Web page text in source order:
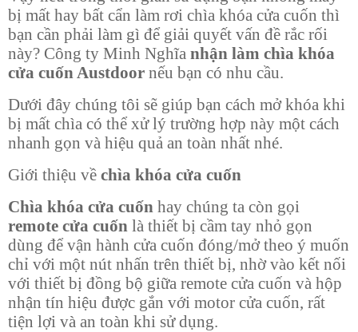
bị mất hay bất cẩn làm rơi chìa khóa cửa cuốn thì
bạn cần phải làm gì để giải quyết vấn đề rắc rối
này? Công ty Minh Nghĩa nhận làm chìa khóa
cửa cuốn Austdoor nếu bạn có nhu cầu.
Dưới đây chúng tôi sẽ giúp bạn cách mở khóa khi
bị mất chìa có thể xử lý trường hợp này một cách
nhanh gọn và hiệu quả an toàn nhất nhé.
Giới thiệu về chìa khóa cửa cuốn
Chìa khóa cửa cuốn hay chúng ta còn gọi
remote cửa cuốn là thiết bị cầm tay nhỏ gọn
dùng để vận hành cửa cuốn đóng/mở theo ý muốn
chỉ với một nút nhấn trên thiết bị, nhờ vào kết nối
với thiết bị đồng bộ giữa remote cửa cuốn và hộp
nhận tín hiệu được gắn với motor cửa cuốn, rất
tiện lợi và an toàn khi sử dụng.